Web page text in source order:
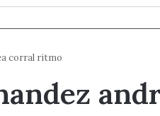
corral ritmo